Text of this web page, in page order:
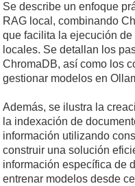
Se describe un enfoque
RAG local, combinando
que facilita la ejecución
locales. Se detallan los
ChromaDB, así como los
gestionar modelos en
Además, se ilustra la
la indexación de
información utilizando
construir una solución
información específica de
entrenar modelos desde